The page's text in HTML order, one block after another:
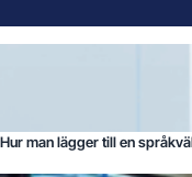
Hur man lägger till en